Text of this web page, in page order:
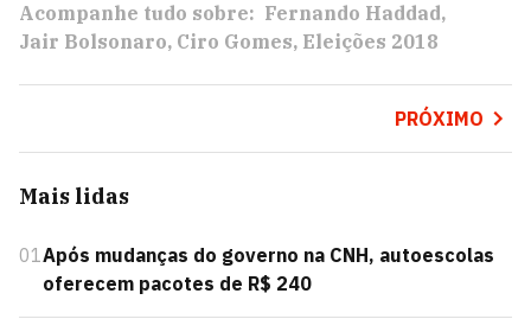
Acompanhe tudo sobre: Fernando Haddad
Jair Bolsonaro Ciro Gomes Eleições 2018
PRÓXIMO
Mais lidas
01Após mudanças do governo na CNH, autoescolas
oferecem pacotes de R$ 240